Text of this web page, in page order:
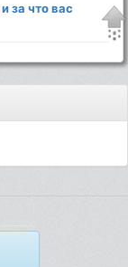
и за что вас